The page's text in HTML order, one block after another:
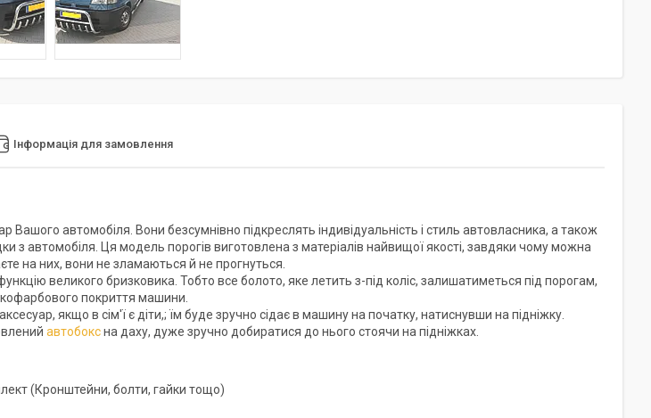
Інформація для замовлення
Вашого автомобіля. Вони безсумнівно підкреслять індивідуальність і стиль автовласника, а також
з автомобіля. Ця модель порогів виготовлена з матеріалів найвищої якості, завдяки чому можна
на них, вони не зламаються й не прогнуться.
великого бризковика. Тобто все болото, яке летить з-під коліс, залишатиметься під порогам,
покриття машини.
якщо в сім'ї є діти,; їм буде зручно сідає в машину на початку, натиснувши на підніжку.
автобоксна даху, дуже зручно добиратися до нього стоячи на підніжках.
(Кронштейни, болти, гайки тощо)